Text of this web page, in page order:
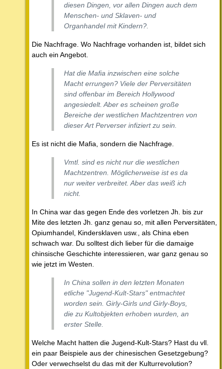
diesen Dingen, vor allen Dingen auch dem
Menschen- und Sklaven- und
Organhandel mit Kindern?.
Die Nachfrage. Wo Nachfrage vorhanden ist, bildet sich
auch ein Angebot.
Hat die Mafia inzwischen eine solche
Macht errungen? Viele der Perversitäten
sind offenbar im Bereich Hollywood
angesiedelt. Aber es scheinen große
Bereiche der westlichen Machtzentren von
dieser Art Perverser infiziert zu sein.
Es ist nicht die Mafia, sondern die Nachfrage.
Vmtl. sind es nicht nur die westlichen
Machtzentren. Möglicherweise ist es da
nur weiter verbreitet. Aber das weiß ich
nicht.
In China war das gegen Ende des vorletzen Jh. bis zur
Mite des letzten Jh. ganz genau so, mit allen Perversitäten,
Opiumhandel, Kindersklaven usw., als China eben
schwach war. Du solltest dich lieber für die damaige
chinsische Geschichte interessieren, war ganz genau so
wie jetzt im Westen.
In China sollen in den letzten Monaten
etliche "Jugend-Kult-Stars" entmachtet
worden sein. Girly-Girls und Girly-Boys,
die zu Kultobjekten erhoben wurden, an
erster Stelle.
Welche Macht hatten die Jugend-Kult-Stars? Hast du vll.
ein paar Beispiele aus der chinesischen Gesetzgebung?
Oder verwechselst du das mit der Kulturrevolution?